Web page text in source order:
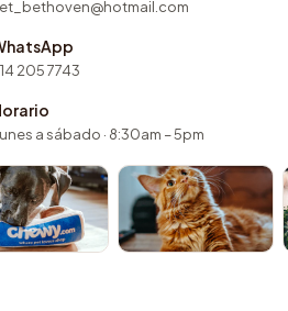
205 7743
a sábado · 8:30am – 5pm